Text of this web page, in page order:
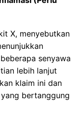
X, menyebutkan
senyawa
lebih lanjut
klaim ini dan
bertanggung